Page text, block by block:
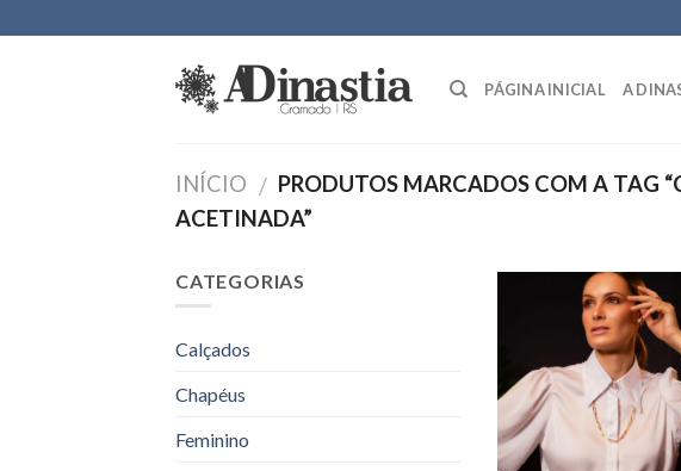
to
PÁGINA INICIAL A
INÍCIO / PRODUTOS MARCADOS COM A TAG
ACETINADA”
CATEGORIAS
Calçados
Chapéus
Feminino